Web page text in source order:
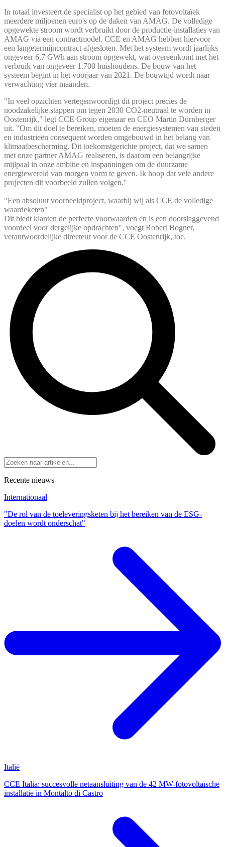
In totaal investeert de specialist op het gebied van fotovoltaïek
meerdere miljoenen euro's op de daken van AMAG. De volledige
opgewekte stroom wordt verbruikt door de productie-installaties van
AMAG via een contractmodel. CCE en AMAG hebben hiervoor
een langetermijncontract afgesloten. Met het systeem wordt jaarlijks
ongeveer 6,7 GWh aan stroom opgewekt, wat overeenkomt met het
verbruik van ongeveer 1.700 huishoudens. De bouw van het
systeem begint in het voorjaar van 2021. De bouwtijd wordt naar
verwachting vier maanden.
"In veel opzichten vertegenwoordigt dit project precies de
noodzakelijke stappen om tegen 2030 CO2-neutraal te worden in
Oostenrijk," legt CCE Group eigenaar en CEO Martin Dürnberger
uit. "Om dit doel te bereiken, moeten de energiesystemen van steden
en industrieën consequent worden omgebouwd in het belang van
klimaatbescherming. Dit toekomstgerichte project, dat we samen
met onze partner AMAG realiseren, is daarom een ​​belangrijke
mijlpaal in onze ambitie en inspanningen om de duurzame
energiewereld van morgen vorm te geven. Ik hoop dat vele andere
projecten dit voorbeeld zullen volgen."
"Een absoluut voorbeeldproject, waarbij wij als CCE de volledige
waardeketen"
Dit biedt klanten de perfecte voorwaarden en is een doorslaggevend
voordeel voor dergelijke opdrachten", voegt Robert Bogner,
verantwoordelijke directeur voor de CCE Oostenrijk, toe.
Recente nieuws
Internationaal
"De rol van de toeleveringsketen bij het bereiken van de ESG-
doelen wordt onderschat"
Italië
CCE Italia: succesvolle netaansluiting van de 42 MW-fotovoltaïsche
installatie in Montalto di Castro